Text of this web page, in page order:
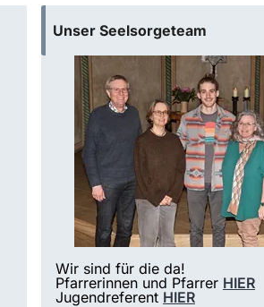
Unser Seelsorgeteam
Wir sind für die da!
Pfarrerinnen und Pfarrer HIER
Jugendreferent HIER